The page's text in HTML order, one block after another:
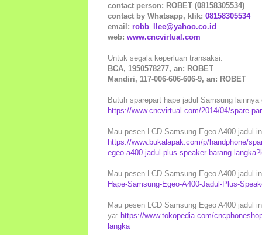
contact person: ROBET (08158305534)
contact by Whatsapp, klik: 08158305534
email: robb_llee@yahoo.co.id
web: www.cncvirtual.com
Untuk segala keperluan transaksi:
BCA, 1950578277, an: ROBET
Mandiri, 117-006-606-606-9, an: ROBET
Butuh sparepart hape jadul Samsung
https://www.cncvirtual.com/2014/04/spare-
Mau pesen LCD Samsung Egeo A400 jadul
https://www.bukalapak.com/p/handphone/
egeo-a400-jadul-plus-speaker-barang-
Mau pesen LCD Samsung Egeo A400 jadul
Hape-Samsung-Egeo-A400-Jadul-Plus-
Mau pesen LCD Samsung Egeo A400 jadul
ya: https://www.tokopedia.com/
langka